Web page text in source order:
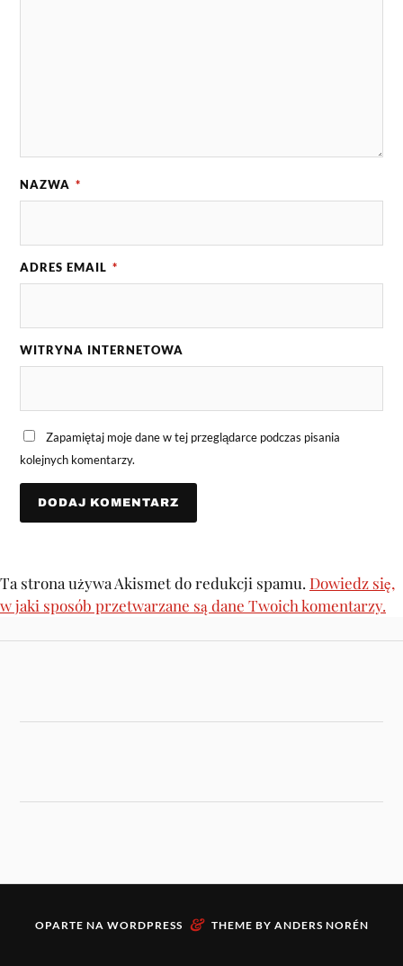
NAZWA *
ADRES EMAIL *
WITRYNA INTERNETOWA
Zapamiętaj moje dane w tej przeglądarce podczas pisania
kolejnych komentarzy.
Ta strona używa Akismet do redukcji spamu. Dowiedz się,
w jaki sposób przetwarzane są dane Twoich komentarzy.
OPARTE NA WORDPRESS & THEME BY ANDERS NORÉN